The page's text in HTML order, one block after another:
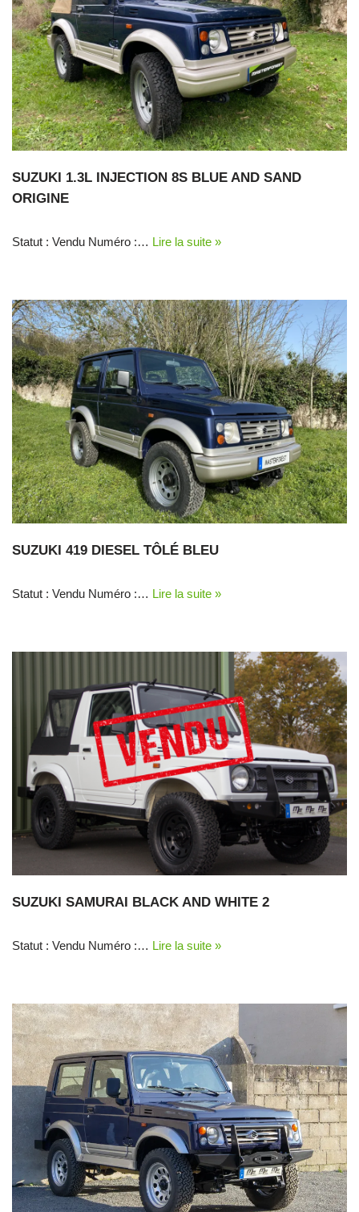
SUZUKI 1.3L INJECTION 8S BLUE AND SAND
ORIGINE
Statut : Vendu Numéro :… Lire la suite »
SUZUKI 419 DIESEL TÔLÉ BLEU
Statut : Vendu Numéro :… Lire la suite »
SUZUKI SAMURAI BLACK AND WHITE 2
Statut : Vendu Numéro :… Lire la suite »